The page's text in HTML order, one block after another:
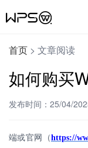
首页 > 文章阅读
如何购买
发布时间：25/04/
端或官网（https://